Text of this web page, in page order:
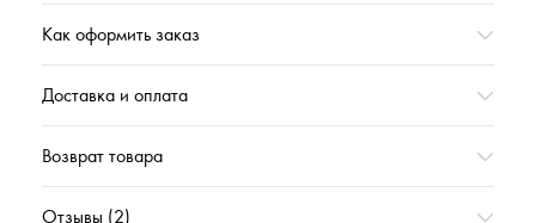
Вес,г 765
Как оформить заказ
Доставка и оплата
Возврат товара
Отзывы (2)